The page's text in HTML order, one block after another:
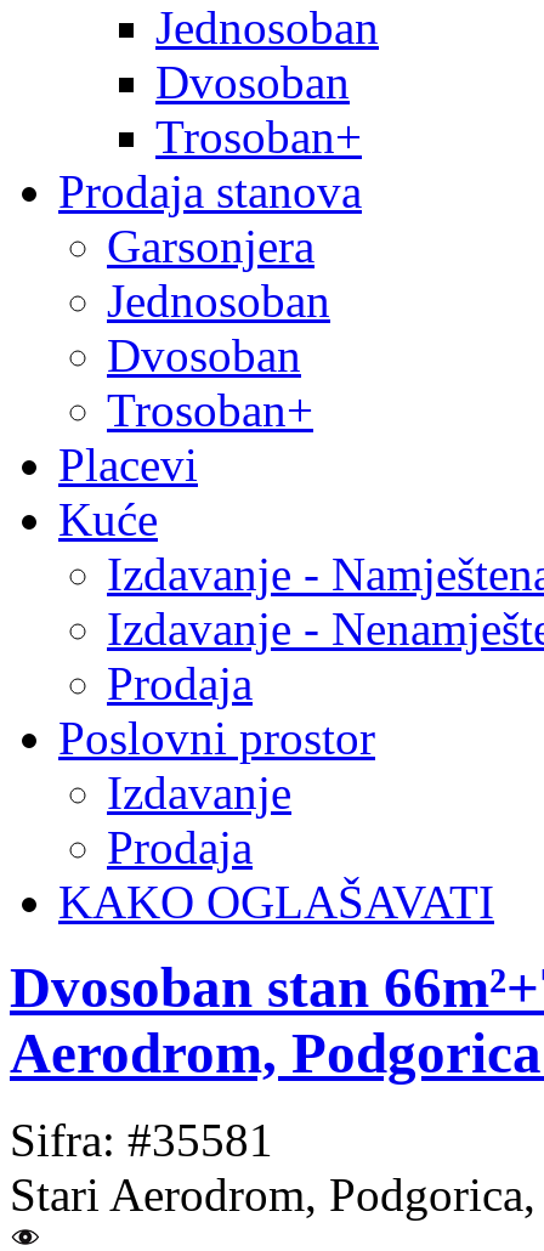
Jednosoban
Dvosoban
Trosoban+
Prodaja stanova
Garsonjera
Jednosoban
Dvosoban
Trosoban+
Placevi
Kuće
Izdavanje -
Izdavanje -
Prodaja
Poslovni prostor
Izdavanje
Prodaja
KAKO OGLAŠAVATI
Dvosoban stan
Aerodrom,
Sifra: #35581
Stari Aerodrom,